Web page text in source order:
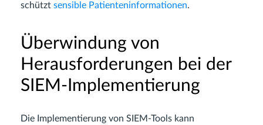
schützt sensible Patienteninformationen.
Überwindung von
Herausforderungen bei der
SIEM-Implementierung
Die Implementierung von SIEM-Tools kann